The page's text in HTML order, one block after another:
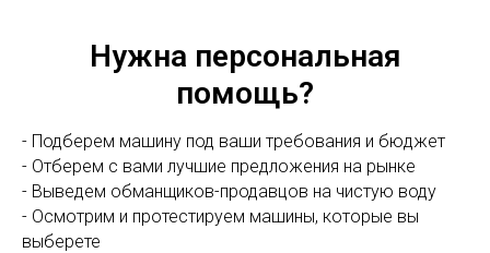
Нужна персональная
помощь?
- Подберем машину под ваши требования и бюджет
- Отберем с вами лучшие предложения на рынке
- Выведем обманщиков-продавцов на чистую воду
- Осмотрим и протестируем машины, которые вы
выберете